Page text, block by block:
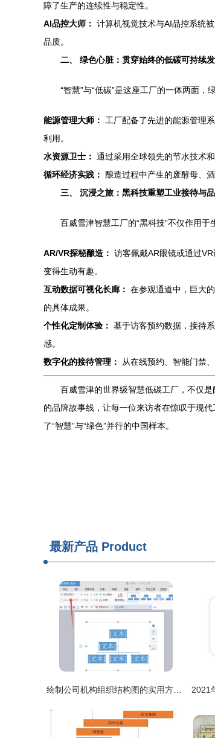
障了生产的连续性与稳定性。
AI品控大师： 计算机视觉技术与AI品控系统
品质。
二、 绿色心脏：贯穿始终的低碳可持续
“智慧”与“低碳”是这座工厂的一体两面，
能源管理大师：
工厂配备了先进的能源管理
利用。
水资源卫士： 通过采用全球领先的节水技术
循环经济实践： 酿造过程中产生的废酵母、
三、 沉浸之旅：黑科技重塑工业接待与
百威雪津智慧工厂的“黑科技”不仅作用
AR/VR探秘酿造： 访客佩戴AR眼镜或通过
变得生动有趣。
互动数据可视化长廊： 在参观通道中，巨大
的具体成果。
个性化定制体验： 基于访客预约数据，接待
感。
数字化的接待管理：
从在线预约、智能门禁
百威雪津的世界级智慧低碳工厂，不仅
的品牌故事线，让每一位来访者在惊叹于现
了“智慧”与“绿色”并行的中国样本。
最新产品 Product